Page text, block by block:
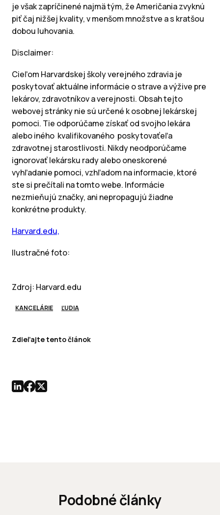
je však zapríčinené najmä tým, že Američania zvyknú
piť čaj nižšej kvality, v menšom množstve a s kratšou
dobou luhovania.
Disclaimer:
Cieľom Harvardskej školy verejného zdravia je
poskytovať aktuálne informácie o strave a výžive pre
lekárov, zdravotníkov a verejnosti. Obsah tejto
webovej stránky nie sú určené k osobnej lekárskej
pomoci. Tie odporúčame získať od svojho lekára
alebo iného kvalifikovaného poskytovaťeľa
zdravotnej starostlivosti. Nikdy neodporúčame
ignorovať lekársku rady alebo oneskorené
vyhľadanie pomoci, vzhľadom na informacie, ktoré
ste si prečítali na tomto webe. Informácie
nezmieňujú značky, ani nepropagujú žiadne
konkrétne produkty.
Harvard.edu,
Ilustračné foto:
Zdroj: Harvard.edu
KANCELÁRIE ĽUDIA
Zdieľajte tento článok
Podobné články